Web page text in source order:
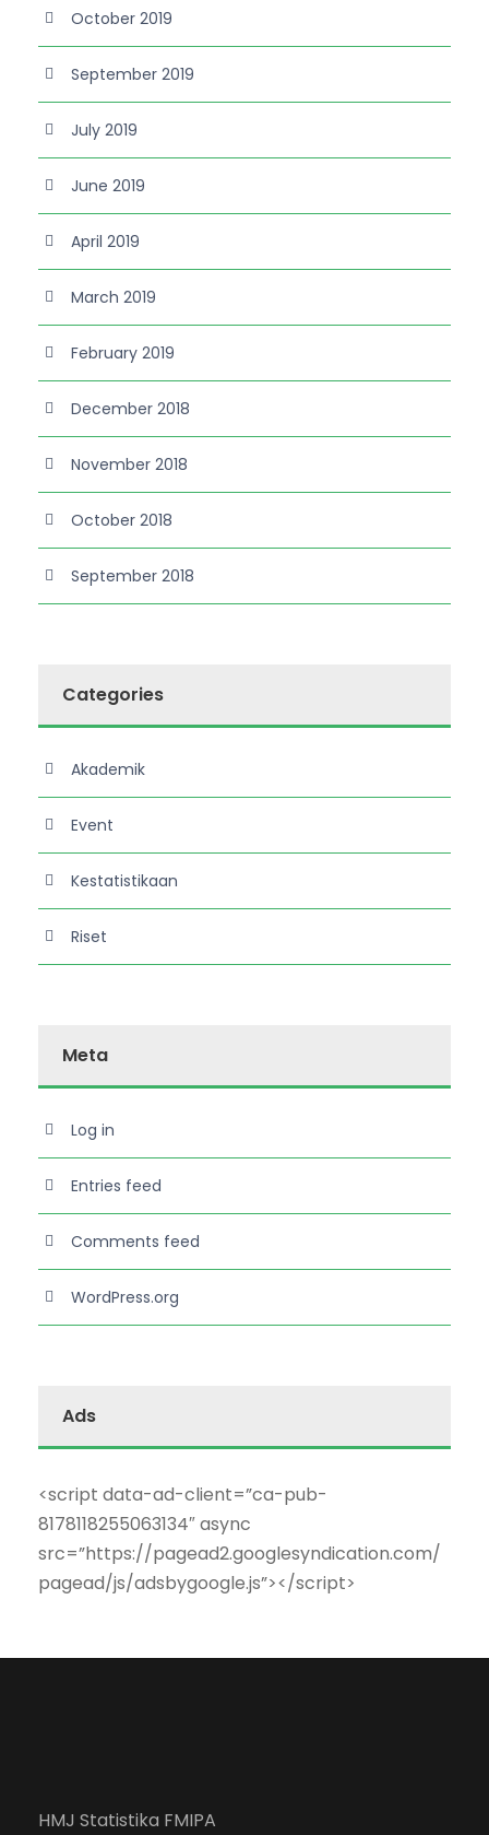
October 2019
September 2019
July 2019
June 2019
April 2019
March 2019
February 2019
December 2018
November 2018
October 2018
September 2018
Categories
Akademik
Event
Kestatistikaan
Riset
Meta
Log in
Entries feed
Comments feed
WordPress.org
Ads
<script data-ad-client=”ca-pub-
8178118255063134″ async
src=”https://pagead2.googlesyndication.com/
pagead/js/adsbygoogle.js”></script>
HMJ Statistika FMIPA